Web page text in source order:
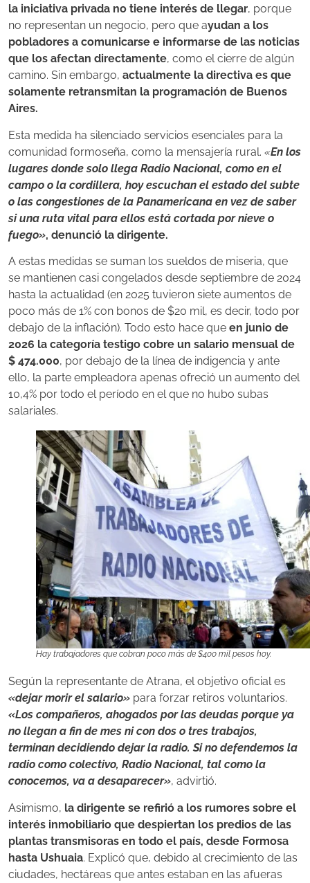
la iniciativa privada no tiene interés de llegar, porque
no representan un negocio, pero que ayudan a los
pobladores a comunicarse e informarse de las noticias
que los afectan directamente, como el cierre de algún
camino. Sin embargo, actualmente la directiva es que
solamente retransmitan la programación de Buenos
Aires.
Esta medida ha silenciado servicios esenciales para la
comunidad formoseña, como la mensajería rural. «En los
lugares donde solo llega Radio Nacional, como en el
campo o la cordillera, hoy escuchan el estado del subte
o las congestiones de la Panamericana en vez de saber
si una ruta vital para ellos está cortada por nieve o
fuego», denunció la dirigente.
A estas medidas se suman los sueldos de miseria, que
se mantienen casi congelados desde septiembre de 2024
hasta la actualidad (en 2025 tuvieron siete aumentos de
poco más de 1% con bonos de $20 mil, es decir, todo por
debajo de la inflación). Todo esto hace que en junio de
2026 la categoría testigo cobre un salario mensual de
$ 474.000, por debajo de la línea de indigencia y ante
ello, la parte empleadora apenas ofreció un aumento del
10,4% por todo el período en el que no hubo subas
salariales.
Hay trabajadores que cobran poco más de $400 mil pesos hoy.
Según la representante de Atrana, el objetivo oficial es
«dejar morir el salario» para forzar retiros voluntarios.
«Los compañeros, ahogados por las deudas porque ya
no llegan a fin de mes ni con dos o tres trabajos,
terminan decidiendo dejar la radio. Si no defendemos la
radio como colectivo, Radio Nacional, tal como la
conocemos, va a desaparecer», advirtió.
Asimismo, la dirigente se refirió a los rumores sobre el
interés inmobiliario que despiertan los predios de las
plantas transmisoras en todo el país, desde Formosa
hasta Ushuaia. Explicó que, debido al crecimiento de las
ciudades, hectáreas que antes estaban en las afueras